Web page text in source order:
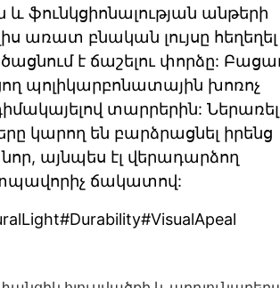
և ֆունկցիոնալության անթերի
առատ բնական լույսը հեղեղել
է ճաշելու փորձը:
պոլիկարբոնատային խոռոչ
տարրերին:
կարող են բարձրացնել իրենց
այնպես էլ վերադարձող
ճակատով: